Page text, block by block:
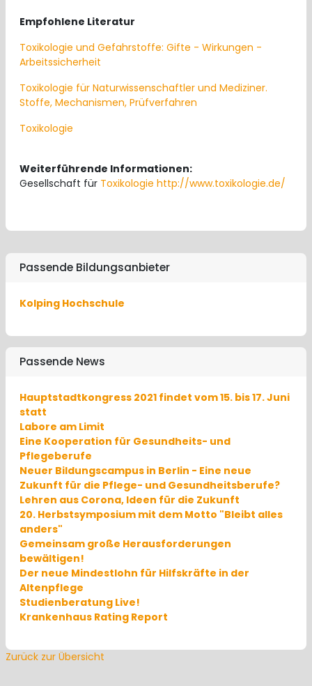
Empfohlene Literatur
Toxikologie und Gefahrstoffe: Gifte - Wirkungen -
Arbeitssicherheit
Toxikologie für Naturwissenschaftler und Mediziner.
Stoffe, Mechanismen, Prüfverfahren
Toxikologie
Weiterführende Informationen:
Gesellschaft für Toxikologie http://www.toxikologie.de/
Passende Bildungsanbieter
Kolping Hochschule
Passende News
Hauptstadtkongress 2021 findet vom 15. bis 17. Juni
statt
Labore am Limit
Eine Kooperation für Gesundheits- und
Pflegeberufe
Neuer Bildungscampus in Berlin - Eine neue
Zukunft für die Pflege- und Gesundheitsberufe?
Lehren aus Corona, Ideen für die Zukunft
20. Herbstsymposium mit dem Motto "Bleibt alles
anders"
Gemeinsam große Herausforderungen
bewältigen!
Der neue Mindestlohn für Hilfskräfte in der
Altenpflege
Studienberatung Live!
Krankenhaus Rating Report
Zurück zur Übersicht